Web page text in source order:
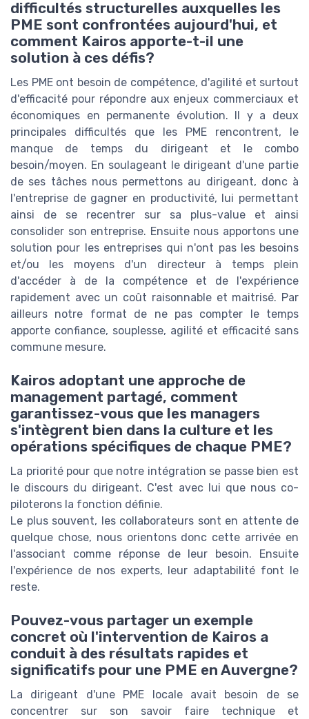
difficultés structurelles auxquelles les
PME sont confrontées aujourd'hui, et
comment Kairos apporte-t-il une
solution à ces défis?
Les PME ont besoin de compétence, d'agilité et surtout
d'efficacité pour répondre aux enjeux commerciaux et
économiques en permanente évolution. Il y a deux
principales difficultés que les PME rencontrent, le
manque de temps du dirigeant et le combo
besoin/moyen. En soulageant le dirigeant d'une partie
de ses tâches nous permettons au dirigeant, donc à
l'entreprise de gagner en productivité, lui permettant
ainsi de se recentrer sur sa plus-value et ainsi
consolider son entreprise. Ensuite nous apportons une
solution pour les entreprises qui n'ont pas les besoins
et/ou les moyens d'un directeur à temps plein
d'accéder à de la compétence et de l'expérience
rapidement avec un coût raisonnable et maitrisé. Par
ailleurs notre format de ne pas compter le temps
apporte confiance, souplesse, agilité et efficacité sans
commune mesure.
Kairos adoptant une approche de
management partagé, comment
garantissez-vous que les managers
s'intègrent bien dans la culture et les
opérations spécifiques de chaque PME?
La priorité pour que notre intégration se passe bien est
le discours du dirigeant. C'est avec lui que nous co-
piloterons la fonction définie.
Le plus souvent, les collaborateurs sont en attente de
quelque chose, nous orientons donc cette arrivée en
l'associant comme réponse de leur besoin. Ensuite
l'expérience de nos experts, leur adaptabilité font le
reste.
Pouvez-vous partager un exemple
concret où l'intervention de Kairos a
conduit à des résultats rapides et
significatifs pour une PME en Auvergne?
La dirigeant d'une PME locale avait besoin de se
concentrer sur son savoir faire technique et